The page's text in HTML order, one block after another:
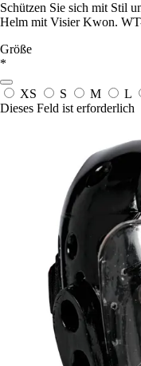
Schützen Sie sich mit Stil
Helm mit Visier Kwon.
Größe
*
XS S M L
Dieses Feld ist erforderlich